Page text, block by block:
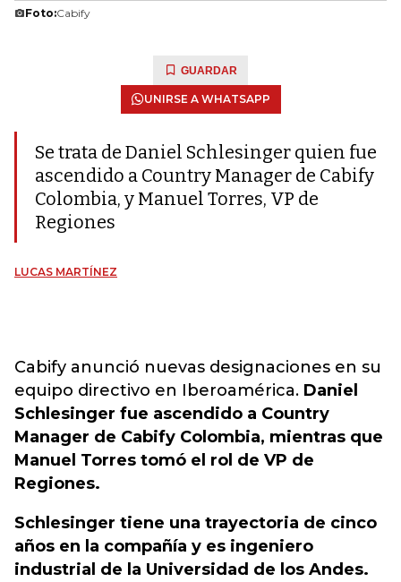
Foto:Cabify
GUARDAR
UNIRSE A WHATSAPP
Se trata de Daniel Schlesinger quien fue
ascendido a Country Manager de Cabify
Colombia, y Manuel Torres, VP de
Regiones
LUCAS MARTÍNEZ
Cabify anunció nuevas designaciones en su
equipo directivo en Iberoamérica. Daniel
Schlesinger fue ascendido a Country
Manager de Cabify Colombia, mientras que
Manuel Torres tomó el rol de VP de
Regiones.
Schlesinger tiene una trayectoria de cinco
años en la compañía y es ingeniero
industrial de la Universidad de los Andes.